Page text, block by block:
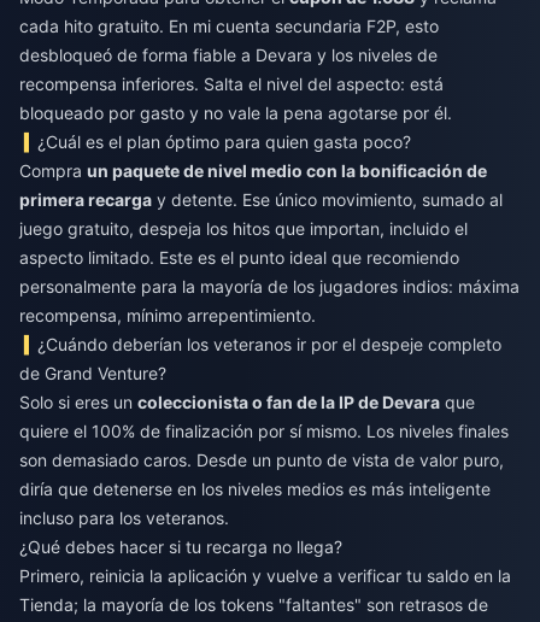
cada hito gratuito. En mi cuenta secundaria F2P, esto
desbloqueó de forma fiable a Devara y los niveles de
recompensa inferiores. Salta el nivel del aspecto: está
bloqueado por gasto y no vale la pena agotarse por él.
¿Cuál es el plan óptimo para quien gasta poco?
Compra un paquete de nivel medio con la bonificación de
primera recarga y detente. Ese único movimiento, sumado al
juego gratuito, despeja los hitos que importan, incluido el
aspecto limitado. Este es el punto ideal que recomiendo
personalmente para la mayoría de los jugadores indios: máxima
recompensa, mínimo arrepentimiento.
¿Cuándo deberían los veteranos ir por el despeje completo
de Grand Venture?
Solo si eres un coleccionista o fan de la IP de Devara que
quiere el 100% de finalización por sí mismo. Los niveles finales
son demasiado caros. Desde un punto de vista de valor puro,
diría que detenerse en los niveles medios es más inteligente
incluso para los veteranos.
¿Qué debes hacer si tu recarga no llega?
Primero, reinicia la aplicación y vuelve a verificar tu saldo en la
Tienda; la mayoría de los tokens "faltantes" son retrasos de